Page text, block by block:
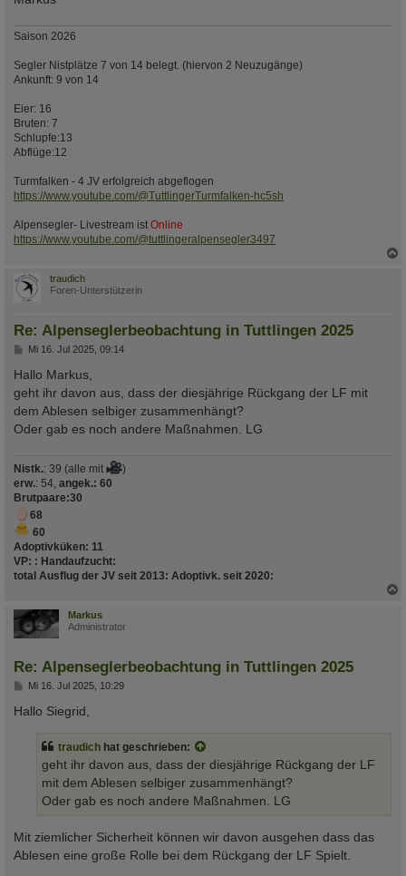
Saison 2026
Segler Nistplätze 7 von 14 belegt. (hiervon 2 Neuzugänge)
Ankunft: 9 von 14
Eier: 16
Bruten: 7
Schlupfe:13
Abflüge:12
Turmfalken - 4 JV erfolgreich abgeflogen
https://www.youtube.com/@TuttlingerTurmfalken-hc5sh
Alpensegler- Livestream ist Online
https://www.youtube.com/@tuttlingeralpensegler3497
traudich
Foren-Unterstützerin
Re: Alpenseglerbeobachtung in Tuttlingen 2025
B
i
r
a
g
Mi 16. Jul 2025, 09:14
Hallo Markus,
geht ihr davon aus, dass der diesjährige Rückgang der LF mit
dem Ablesen selbiger zusammenhängt?
Oder gab es noch andere Maßnahmen. LG
Nistk.: 39 (alle mit
)
erw.: 54, angek.: 60
Brutpaare:30
68
60
Adoptivküken: 11
VP: : Handaufzucht:
total Ausflug der JV seit 2013: Adoptivk. seit 2020:
Markus
Administrator
Re: Alpenseglerbeobachtung in Tuttlingen 2025
B
i
Mi 16. Jul 2025, 10:29
Hallo Siegrid,
traudich hat geschrieben:
geht ihr davon aus, dass der diesjährige Rückgang der LF
mit dem Ablesen selbiger zusammenhängt?
Oder gab es noch andere Maßnahmen. LG
Mit ziemlicher Sicherheit können wir davon ausgehen dass das
Ablesen eine große Rolle bei dem Rückgang der LF Spielt.